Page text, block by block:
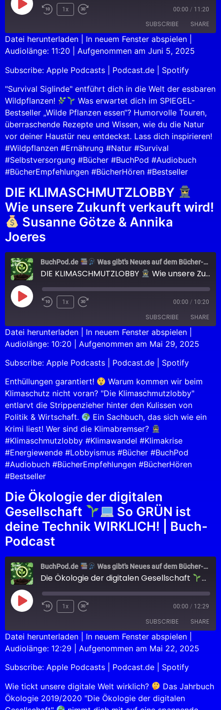
1x 00:00 / 11:20
SUBSCRIBE SHARE
Apple Podcasts Podcast.de
Spotify
RSS FEED
SHARE
LINK
EMBED
Datei herunterladen In neuem Fenster abspielen
Audiolänge: 11:20
Aufgenommen am Juni 5, 2025
Subscribe: Apple Podcasts Podcast.de
Spotify
"Survival Siglinde" entführt dich in die Welt der essbaren
Wildpflanzen!
Was erwartet dich im SPIEGEL-
Bestseller „Wilde Pflanzen essen“? Humorvolle Touren,
überraschende Rezepte und Wissen, wie du die Natur
vor deiner Haustür neu entdeckst. Lass dich inspirieren!
#Wildpflanzen #Ernährung #Natur #Survival
#Selbstversorgung #Bücher #BuchPod #Audiobuch
#BücherEmpfehlungen #BücherHören #Bestseller
DIE KLIMASCHMUTZLOBBY
Wie unsere Zukunft verkauft wird!
Susanne Götze & Annika
Joeres
BuchPod.de Was gibt's Neues auf dem Bücher-Markt?
DIE KLIMASCHMUTZLOBBY Wie unsere Zukunft verkauft wird!
1x 00:00 / 10:20
SUBSCRIBE SHARE
Apple Podcasts Podcast.de
Spotify
RSS FEED
SHARE
LINK
EMBED
Datei herunterladen In neuem Fenster abspielen
Audiolänge: 10:20
Aufgenommen am Mai 29, 2025
Subscribe: Apple Podcasts Podcast.de
Spotify
Enthüllungen garantiert!
Warum kommen wir beim
Klimaschutz nicht voran? "Die Klimaschmutzlobby"
entlarvt die Strippenzieher hinter den Kulissen von
Politik & Wirtschaft.
Ein Sachbuch, das sich wie ein
Krimi liest! Wer sind die Klimabremser?
#Klimaschmutzlobby #Klimawandel #Klimakrise
#Energiewende #Lobbyismus #Bücher #BuchPod
#Audiobuch #BücherEmpfehlungen #BücherHören
#Bestseller
Die Ökologie der digitalen
Gesellschaft
So GRÜN ist
deine Technik WIRKLICH! | Buch-
Podcast
BuchPod.de Was gibt's Neues auf dem Bücher-Markt?
Die Ökologie der digitalen Gesellschaft
1x 00:00 / 12:29
SUBSCRIBE SHARE
Apple Podcasts Podcast.de
Spotify
RSS FEED
SHARE
LINK
EMBED
Datei herunterladen In neuem Fenster abspielen
Audiolänge: 12:29
Aufgenommen am Mai 22, 2025
Subscribe: Apple Podcasts Podcast.de
Spotify
Wie tickt unsere digitale Welt wirklich?
Das Jahrbuch
Ökologie 2019/2020 "Die Ökologie der digitalen